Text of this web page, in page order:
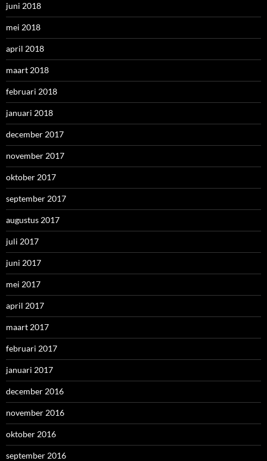
juni 2018
mei 2018
april 2018
maart 2018
februari 2018
januari 2018
december 2017
november 2017
oktober 2017
september 2017
augustus 2017
juli 2017
juni 2017
mei 2017
april 2017
maart 2017
februari 2017
januari 2017
december 2016
november 2016
oktober 2016
september 2016